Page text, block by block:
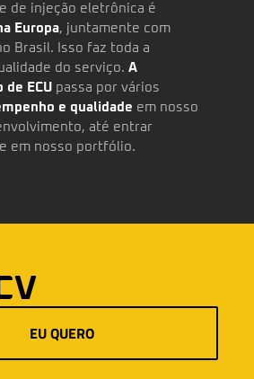
de injeção eletrônica é
Europa, juntamente com
Brasil. Isso faz toda a
do serviço. A
de ECU passa por vários
e qualidade em nosso
até entrar
em nosso portfólio.
EU QUERO